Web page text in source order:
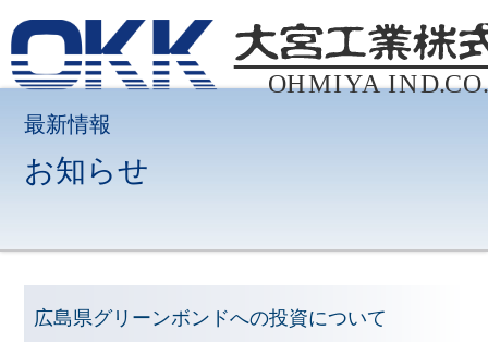
最新情報
お知らせ
広島県グリーンボンドへの投資について